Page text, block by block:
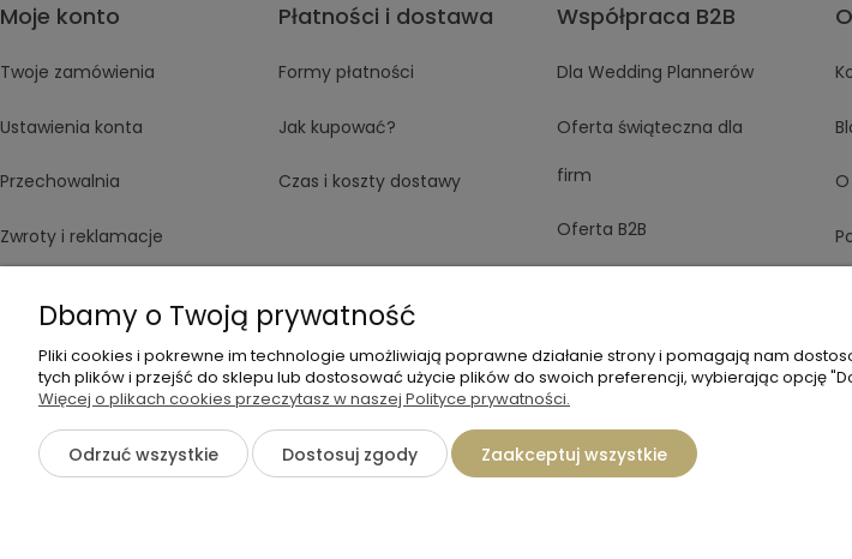
Moje konto
Twoje zamówienia
Ustawienia konta
Przechowalnia
Zwroty i reklamacje
Płatności i dostawa
Formy płatności
Jak kupować?
Czas i koszty dostawy
Współpraca B2B
Dla Wedding Plannerów
Oferta świąteczna dla
firm
Oferta B2B
+48 570 367 989 biuro.tadam@gmail.com
Dbamy o Twoją prywatność
Pliki cookies i pokrewne im technologie umożliwiają poprawne działanie strony i pomagają nam
tych plików i przejść do sklepu lub dostosować użycie plików do swoich preferencji, wybierając opcję
Więcej o plikach cookies przeczytasz w naszej Polityce prywatności.
Odrzuć wszystkie Dostosuj zgody Zaakceptuj wszystkie